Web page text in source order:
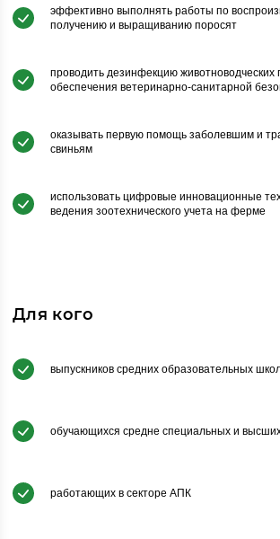
эффективно выполнять работы по
получению и выращиванию поросят
проводить дезинфекцию
обеспечения ветеринарно-санитарной
оказывать первую помощь заболевшим и
свиньям
использовать цифровые инновационные
ведения зоотехнического учета на ферме
Для кого
выпускников средних образовательных
обучающихся средне специальных и
работающих в секторе АПК